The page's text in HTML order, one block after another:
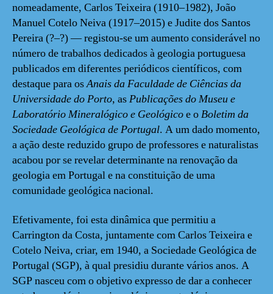
nomeadamente, Carlos Teixeira (1910–1982), João
Manuel Cotelo Neiva (1917–2015) e Judite dos Santos
Pereira (?–?) — registou-se um aumento considerável no
número de trabalhos dedicados à geologia portuguesa
publicados em diferentes periódicos científicos, com
destaque para osAnais da Faculdade de Ciências da
Universidade do Porto, asPublicações do Museu e
Laboratório Mineralógico e Geológicoe oBoletim da
Sociedade Geológica de Portugal. A um dado momento,
a ação deste reduzido grupo de professores e naturalistas
acabou por se revelar determinante na renovação da
geologia em Portugal e na constituição de uma
comunidade geológica nacional.
Efetivamente, foi esta dinâmica que permitiu a
Carrington da Costa, juntamente com Carlos Teixeira e
Cotelo Neiva, criar, em 1940, a Sociedade Geológica de
Portugal (SGP), à qual presidiu durante vários anos. A
SGP nasceu com o objetivo expresso de dar a conhecer